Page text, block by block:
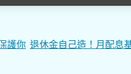
護你 退休金自己造！月配息